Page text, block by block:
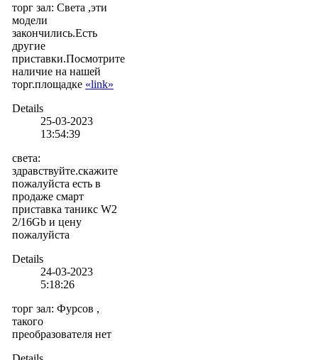
торг зал: Света ,эти
модели
закончились.Есть
другие
приставки.Посмотрите
наличие на нашей
торг.площадке «link»
Details
25-03-2023
13:54:39
света:
здравствуйте.скажите
пожалуйста есть в
продаже смарт
приставка таникс W2
2/16Gb и цену
пожалуйста
Details
24-03-2023
5:18:26
торг зал: Фурсов ,
такого
преобразователя нет